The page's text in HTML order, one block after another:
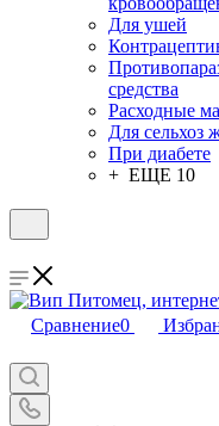
Для ушей
средства
Расходные
Для сельхоз
При диабете
+ ЕЩЕ 10
Сравнение0